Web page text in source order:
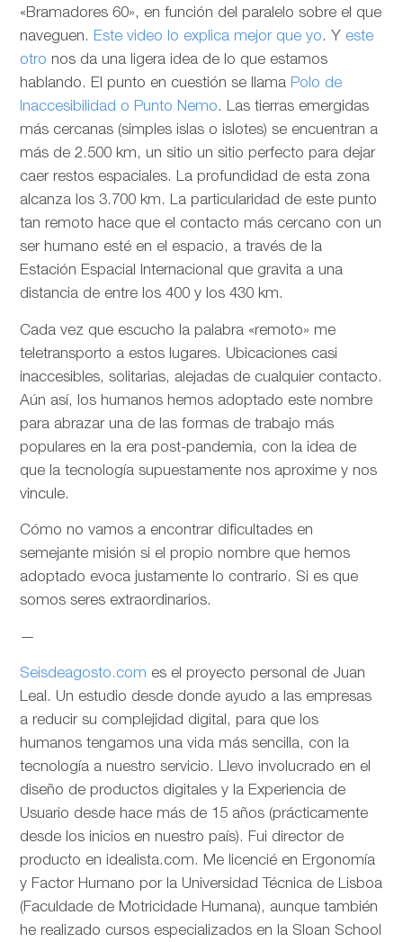
«Bramadores 60», en función del paralelo sobre el que
naveguen. Este video lo explica mejor que yo. Y este
otro nos da una ligera idea de lo que estamos
hablando. El punto en cuestión se llama Polo de
Inaccesibilidad o Punto Nemo. Las tierras emergidas
más cercanas (simples islas o islotes) se encuentran a
más de 2.500 km, un sitio un sitio perfecto para dejar
caer restos espaciales. La profundidad de esta zona
alcanza los 3.700 km. La particularidad de este punto
tan remoto hace que el contacto más cercano con un
ser humano esté en el espacio, a través de la
Estación Espacial Internacional que gravita a una
distancia de entre los 400 y los 430 km.
Cada vez que escucho la palabra «remoto» me
teletransporto a estos lugares. Ubicaciones casi
inaccesibles, solitarias, alejadas de cualquier contacto.
Aún así, los humanos hemos adoptado este nombre
para abrazar una de las formas de trabajo más
populares en la era post-pandemia, con la idea de
que la tecnología supuestamente nos aproxime y nos
vincule.
Cómo no vamos a encontrar dificultades en
semejante misión si el propio nombre que hemos
adoptado evoca justamente lo contrario. Si es que
somos seres extraordinarios.
—
Seisdeagosto.com es el proyecto personal de Juan
Leal. Un estudio desde donde ayudo a las empresas
a reducir su complejidad digital, para que los
humanos tengamos una vida más sencilla, con la
tecnología a nuestro servicio. Llevo involucrado en el
diseño de productos digitales y la Experiencia de
Usuario desde hace más de 15 años (prácticamente
desde los inicios en nuestro país). Fui director de
producto en idealista.com. Me licencié en Ergonomía
y Factor Humano por la Universidad Técnica de Lisboa
(Faculdade de Motricidade Humana), aunque también
he realizado cursos especializados en la Sloan School